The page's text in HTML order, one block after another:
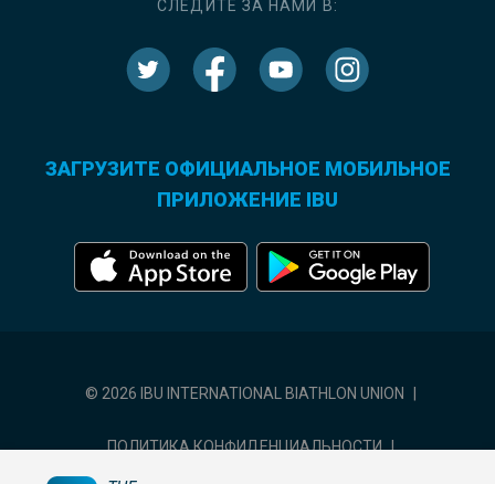
СЛЕДИТЕ ЗА НАМИ В:
ЗАГРУЗИТЕ ОФИЦИАЛЬНОЕ МОБИЛЬНОЕ
ПРИЛОЖЕНИЕ IBU
© 2026 IBU INTERNATIONAL BIATHLON UNION
ПОЛИТИКА КОНФИДЕНЦИАЛЬНОСТИ |